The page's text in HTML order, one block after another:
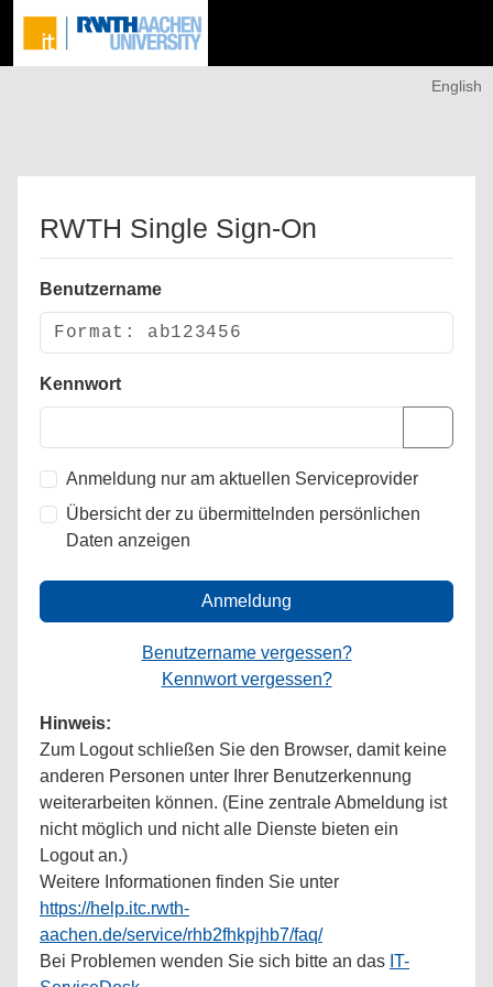
English
RWTH Single Sign-On
Benutzername
Kennwort
Anmeldung nur am aktuellen Serviceprovider
Übersicht der zu übermittelnden persönlichen
Daten anzeigen
Anmeldung
Benutzername vergessen?
Kennwort vergessen?
Hinweis:
Zum Logout schließen Sie den Browser, damit keine
anderen Personen unter Ihrer Benutzerkennung
weiterarbeiten können. (Eine zentrale Abmeldung ist
nicht möglich und nicht alle Dienste bieten ein
Logout an.)
Weitere Informationen finden Sie unter
https://help.itc.rwth-
aachen.de/service/rhb2fhkpjhb7/faq/
Bei Problemen wenden Sie sich bitte an das IT-